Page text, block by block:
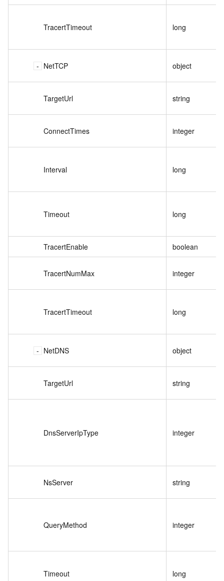
TracertTimeout long
NetTCP object
TargetUrl string
ConnectTimes integer
Interval long
Timeout long
TracertEnable boolean
TracertNumMax integer
TracertTimeout long
NetDNS object
TargetUrl string
DnsServerIpType integer
NsServer string
QueryMethod integer
Timeout long